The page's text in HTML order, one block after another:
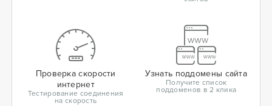
Проверка скорости
интернет
Тестирование соединения
на скорость
Узнать поддомены сайта
Получите список
поддоменов в 2 клика